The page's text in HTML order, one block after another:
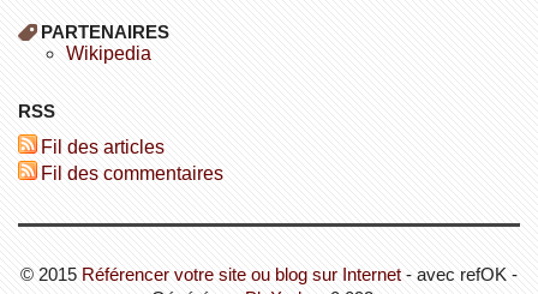
PARTENAIRES
wikipedia
RSS
Fil des articles
Fil des commentaires
© 2015 Référencer votre site ou blog sur Internet - avec refOK -